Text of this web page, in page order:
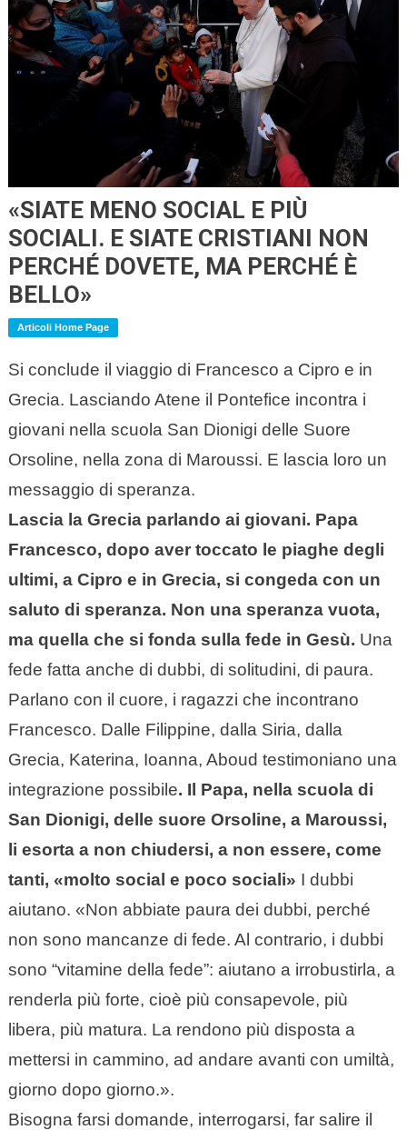
«SIATE MENO SOCIAL E PIÙ
SOCIALI. E SIATE CRISTIANI NON
PERCHÉ DOVETE, MA PERCHÉ È
BELLO»
Articoli Home Page
Si conclude il viaggio di Francesco a Cipro e in
Grecia. Lasciando Atene il Pontefice incontra i
giovani nella scuola San Dionigi delle Suore
Orsoline, nella zona di Maroussi. E lascia loro un
messaggio di speranza.
Lascia la Grecia parlando ai giovani. Papa
Francesco, dopo aver toccato le piaghe degli
ultimi, a Cipro e in Grecia, si congeda con un
saluto di speranza. Non una speranza vuota,
ma quella che si fonda sulla fede in Gesù. Una
fede fatta anche di dubbi, di solitudini, di paura.
Parlano con il cuore, i ragazzi che incontrano
Francesco. Dalle Filippine, dalla Siria, dalla
Grecia, Katerina, Ioanna, Aboud testimoniano una
integrazione possibile. Il Papa, nella scuola di
San Dionigi, delle suore Orsoline, a Maroussi,
li esorta a non chiudersi, a non essere, come
tanti, «molto social e poco sociali» I dubbi
aiutano. «Non abbiate paura dei dubbi, perché
non sono mancanze di fede. Al contrario, i dubbi
sono “vitamine della fede”: aiutano a irrobustirla, a
renderla più forte, cioè più consapevole, più
libera, più matura. La rendono più disposta a
mettersi in cammino, ad andare avanti con umiltà,
giorno dopo giorno.».
Bisogna farsi domande, interrogarsi, far salire il